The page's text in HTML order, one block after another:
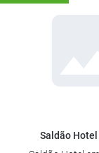
Saldão Hotel